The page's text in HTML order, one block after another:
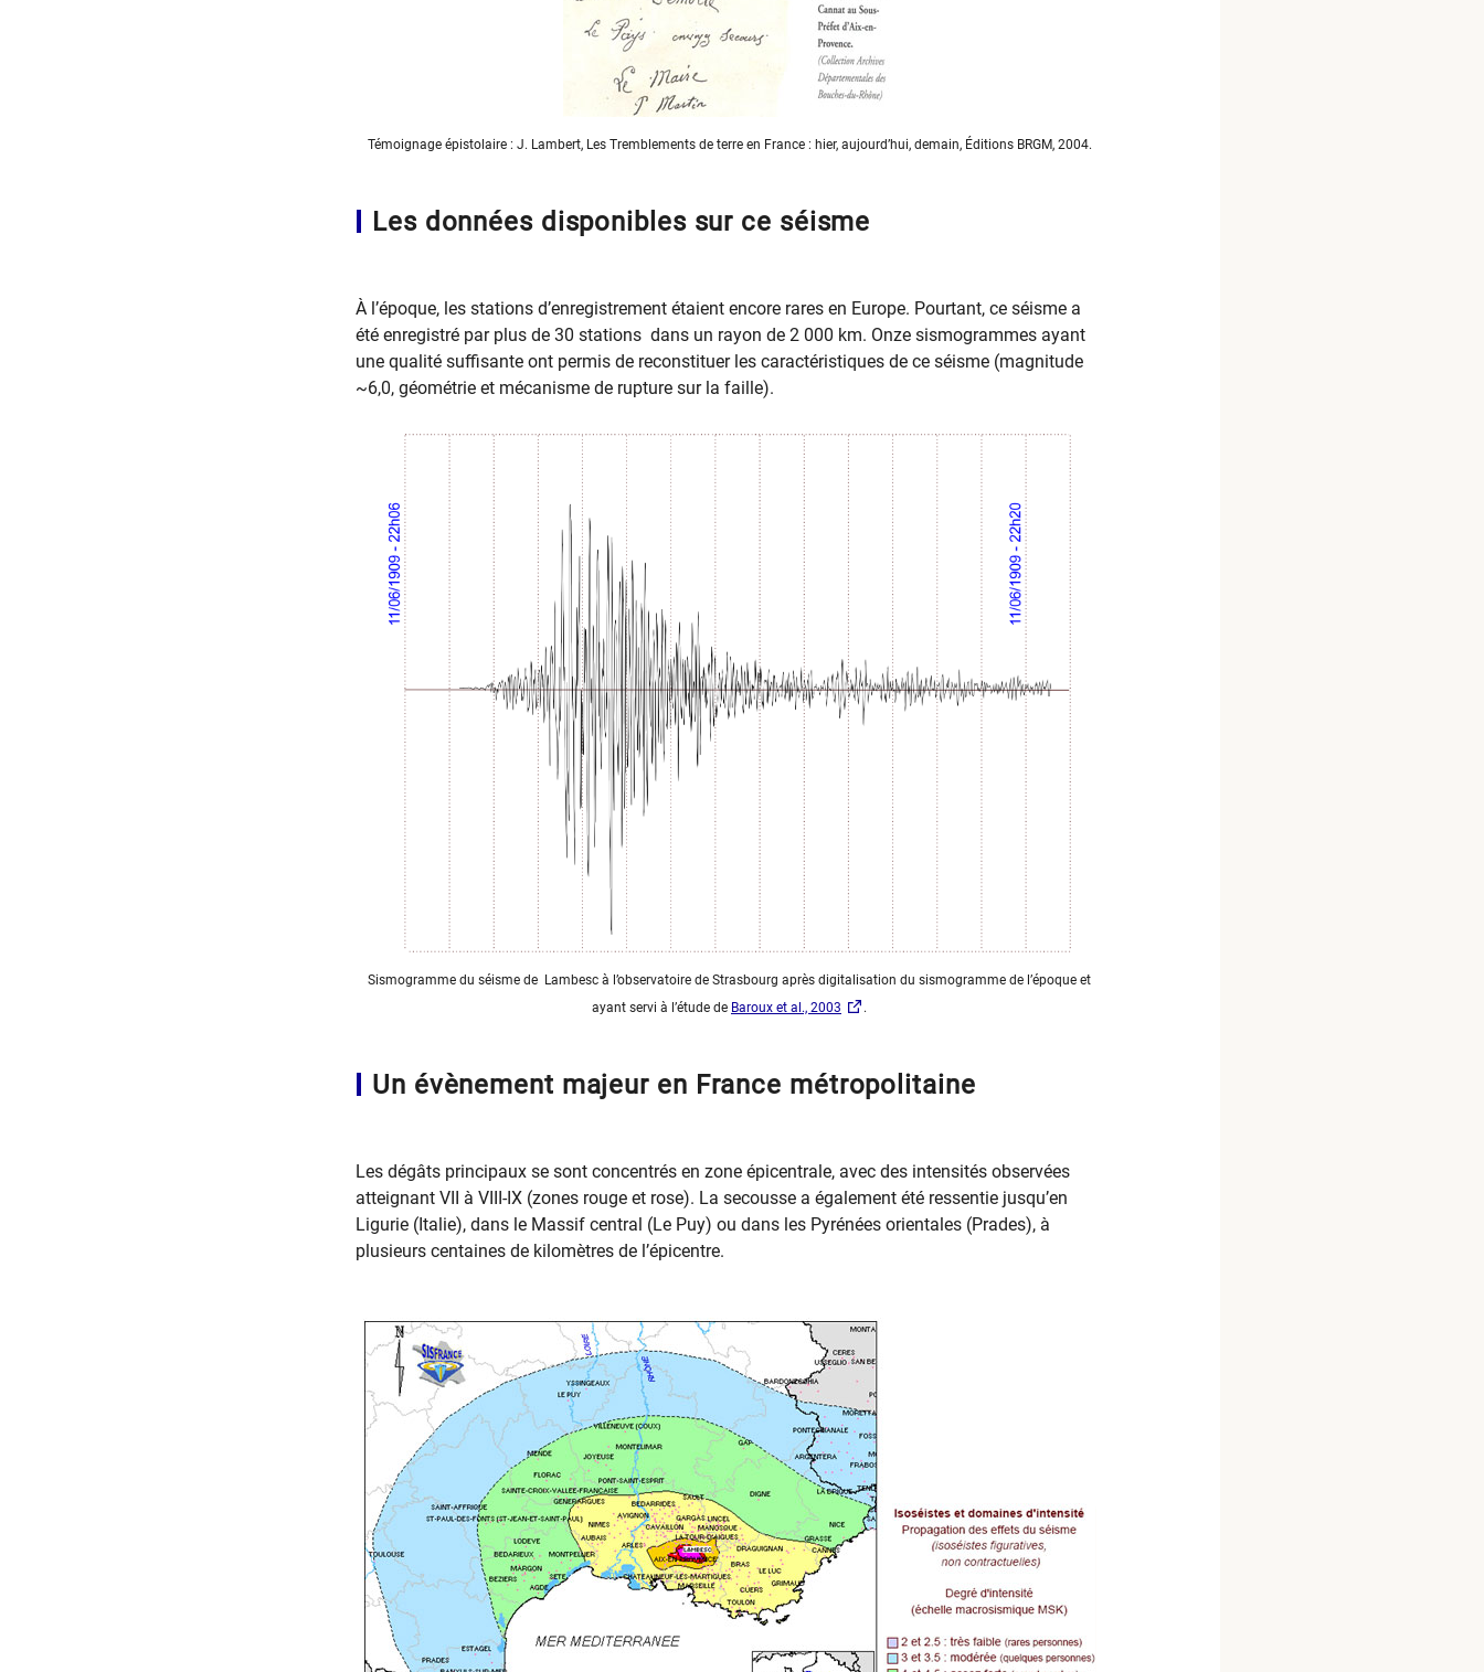
Témoignage épistolaire : J. Lambert, Les Tremblements de terre en France : hier, aujourd’hui, demain, Éditions BRGM, 2004.
Les données disponibles sur ce séisme
À l’époque, les stations d’enregistrement étaient encore rares en Europe. Pourtant, ce séisme a
été enregistré par plus de 30 stations dans un rayon de 2 000 km. Onze sismogrammes ayant
une qualité suffisante ont permis de reconstituer les caractéristiques de ce séisme (magnitude
~6,0, géométrie et mécanisme de rupture sur la faille).
Sismogramme du séisme de Lambesc à l’observatoire de Strasbourg après digitalisation du sismogramme de l’époque et
ayant servi à l’étude de Baroux et al., 2003 .
Un évènement majeur en France métropolitaine
Les dégâts principaux se sont concentrés en zone épicentrale, avec des intensités observées
atteignant VII à VIII-IX (zones rouge et rose). La secousse a également été ressentie jusqu’en
Ligurie (Italie), dans le Massif central (Le Puy) ou dans les Pyrénées orientales (Prades), à
plusieurs centaines de kilomètres de l’épicentre.